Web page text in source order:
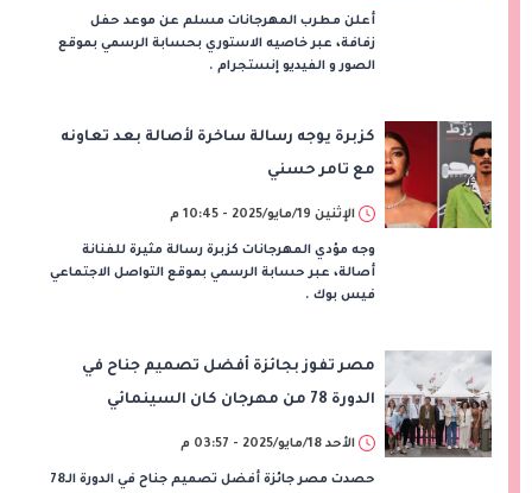
أعلن مطرب المهرجانات مسلم عن موعد حفل
زفافة، عبر خاصيه الاستوري بحسابة الرسمي بموقع
الصور و الفيديو إنستجرام .
كزبرة يوجه رسالة ساخرة لأصالة بعد تعاونه
مع تامر حسني
الإثنين 19/مايو/2025 - 10:45 م
وجه مؤدي المهرجانات كزبرة رسالة مثيرة للفنانة
أصالة، عبر حسابة الرسمي بموقع التواصل الاجتماعي
فيس بوك .
مصر تفوز بجائزة أفضل تصميم جناح في
الدورة 78 من مهرجان كان السينمائي
الأحد 18/مايو/2025 - 03:57 م
حصدت مصر جائزة أفضل تصميم جناح في الدورة الـ78